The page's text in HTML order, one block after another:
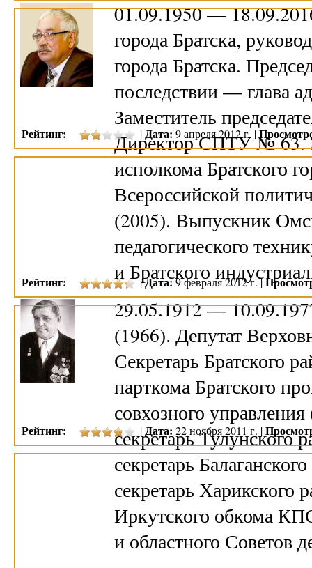
01.09.1950 —
города Братска,
города Братска.
последствии — глава
Заместитель
Директор СПТУ № 63.
исполкома Братского
Всероссийской
(2005). Выпускник
педагогического
и Братского
29.05.1912 —
(1966). Депутат
Секретарь Братского
парткома Братского
совхозного
секретарь Тулунского
секретарь
секретарь Харикского
Иркутского обкома
и областного Советов
Рейтинг: |Дата: 9 апреля 2012 г. |
Рейтинг: |Дата:9 февраля 2012 г. |
Рейтинг: |Дата: 22 ноября 2011 г. |